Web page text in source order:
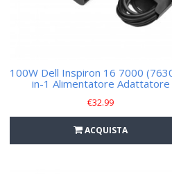
100W Dell Inspiron 16 7000
in-1 Alimentatore Adattatore
€32.99
ACQUISTA